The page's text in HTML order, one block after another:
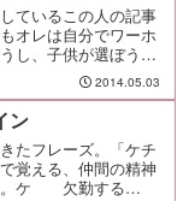
ているこの人の記事
オレは自分でワーホ
し、子供が選ぼうと
ぁと思ったのでメモ。
ーホリより世界一周の
はもっと遠くへいこ
事に見...
2014.05.03
ン
たフレーズ。「ケチ
覚える、仲間の精神
。ケ 欠勤する